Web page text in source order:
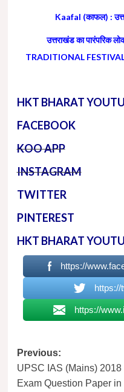
Kaafal (काफल) :
उत्तराखंड का पारंपरिक
TRADITIONAL
HKT BHARAT
FACEBOOK
KOO APP
INSTAGRAM
TWITTER
PINTEREST
HKT BHARAT
https://
https://
https://
Post
navigation
Previous:
UPSC IAS (Mains)
Exam Question Paper